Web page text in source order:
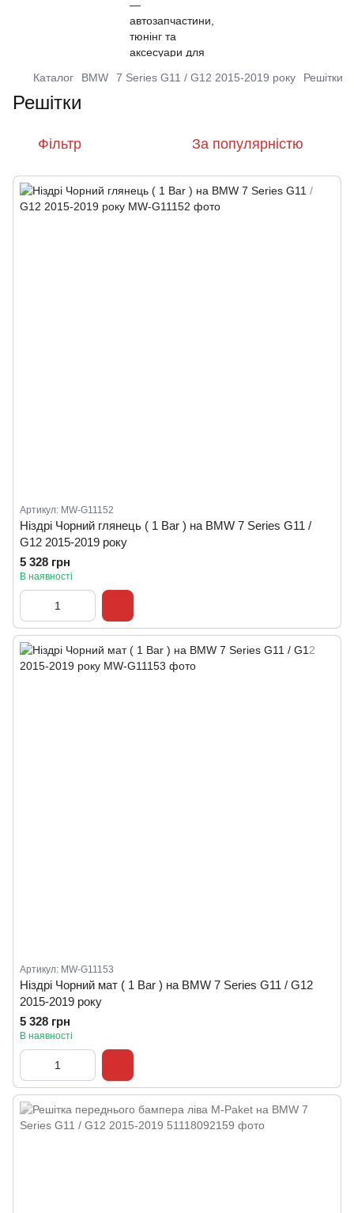
Каталог BMW 7 Series G11 / G12 2015-2019 року Решітки
Решітки
Фільтр За популярністю
Артикул: MW-G11152
Ніздрі Чорний глянець ( 1 Bar ) на BMW 7 Series G11 /
G12 2015-2019 року
5 328 грн
В наявності
Артикул: MW-G11153
Ніздрі Чорний мат ( 1 Bar ) на BMW 7 Series G11 / G12
2015-2019 року
5 328 грн
В наявності